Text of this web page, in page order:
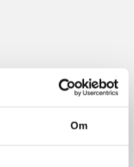
Om